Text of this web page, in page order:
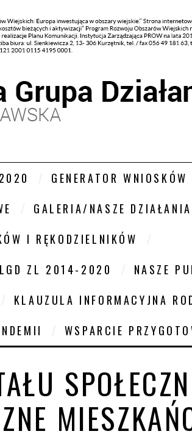
GENERATOR
GALERIA/NASZE DZIAŁANIA
I RĘKODZIELNIKÓW
LGD ZL 2014-2020
NASZE
KLAUZULA INFORMACYJNA
WSPARCIE